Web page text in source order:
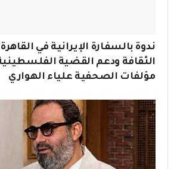
ندوة بالسفارة الإيرانية في
الثقافة ودعم القضية
مؤلفات الصحفية علياء الهواري